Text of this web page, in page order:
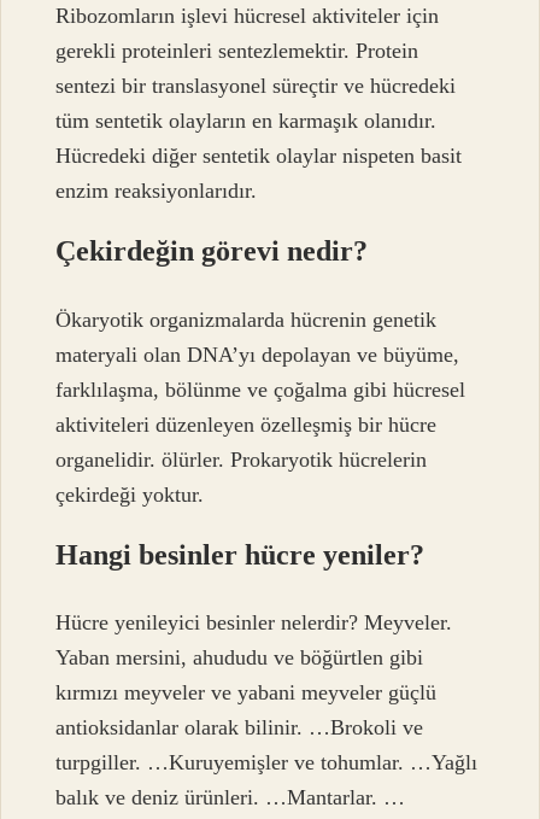
Ribozomların işlevi hücresel aktiviteler için
gerekli proteinleri sentezlemektir. Protein
sentezi bir translasyonel süreçtir ve hücredeki
tüm sentetik olayların en karmaşık olanıdır.
Hücredeki diğer sentetik olaylar nispeten basit
enzim reaksiyonlarıdır.
Çekirdeğin görevi nedir?
Ökaryotik organizmalarda hücrenin genetik
materyali olan DNA’yı depolayan ve büyüme,
farklılaşma, bölünme ve çoğalma gibi hücresel
aktiviteleri düzenleyen özelleşmiş bir hücre
organelidir. ölürler. Prokaryotik hücrelerin
çekirdeği yoktur.
Hangi besinler hücre yeniler?
Hücre yenileyici besinler nelerdir? Meyveler.
Yaban mersini, ahududu ve böğürtlen gibi
kırmızı meyveler ve yabani meyveler güçlü
antioksidanlar olarak bilinir. …Brokoli ve
turpgiller. …Kuruyemişler ve tohumlar. …Yağlı
balık ve deniz ürünleri. …Mantarlar. …